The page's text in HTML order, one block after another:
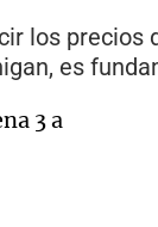
los precios
es
3 a